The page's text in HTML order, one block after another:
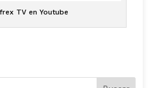
TV en Youtube